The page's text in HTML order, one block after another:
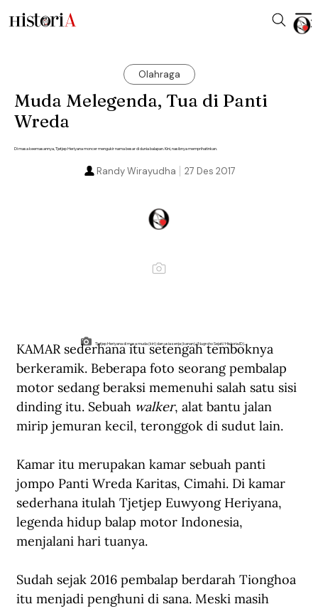
Olahraga
Muda Melegenda, Tua di Panti
Wreda
Di masa keemasannya, Tjetjep Heriyana moncer mengukir nama besar di dunia balapan. Kini, nasibnya memprihatinkan.
27 Des 2017
Randy Wirayudha
Tjetjep Heriyana di masa muda (kiri) dan usia senja (kanan). (Nugroho Sejati/Historia.ID).
KAMAR sederhana itu setengah temboknya
berkeramik. Beberapa foto seorang pembalap
motor sedang beraksi memenuhi salah satu sisi
dinding itu. Sebuah walker, alat bantu jalan
mirip jemuran kecil, teronggok di sudut lain.
Kamar itu merupakan kamar sebuah panti
jompo Panti Wreda Karitas, Cimahi. Di kamar
sederhana itulah Tjetjep Euwyong Heriyana,
legenda hidup balap motor Indonesia,
menjalani hari tuanya.
Sudah sejak 2016 pembalap berdarah Tionghoa
itu menjadi penghuni di sana. Meski masih